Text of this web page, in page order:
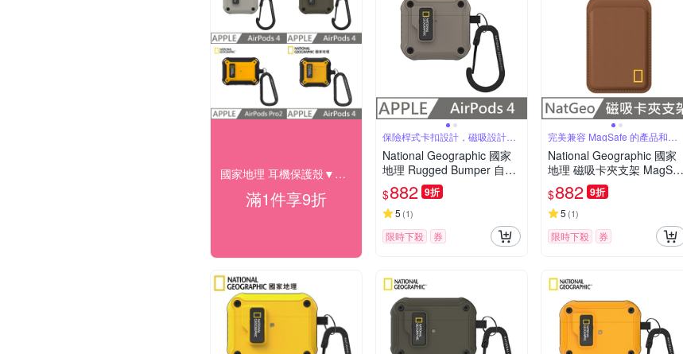
國家地理 耳機保護殼▼下殺95折
滿1件享9折
保險桿式卡扣設計，磁吸設計可
自動開蓋
National Geographic 國家
地理 Rugged Bumper 自動
開蓋 耳機保護殼 適用 AirPo
ds 4 - 灰褐色
$882 9折
5 (1)
限時下殺 券
完美兼容 MagSafe 的產品和手
機殼
National Geographic 國家
地理 磁吸卡夾支架 MagSaf
e 磁吸支架 - 棕色
$882 9折
5 (1)
限時下殺 券